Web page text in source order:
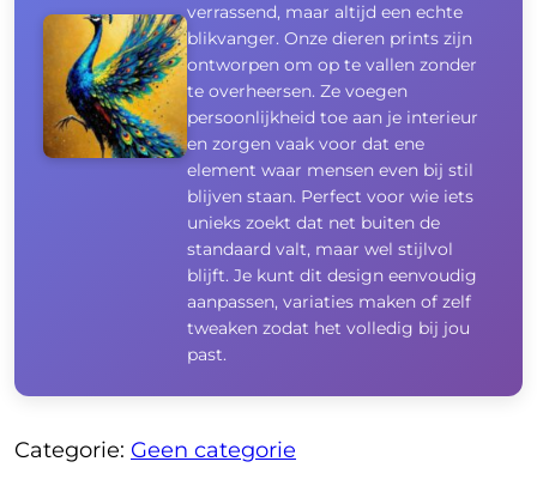
verrassend, maar altijd een echte
blikvanger. Onze dieren prints zijn
ontworpen om op te vallen zonder
te overheersen. Ze voegen
persoonlijkheid toe aan je interieur
en zorgen vaak voor dat ene
element waar mensen even bij stil
blijven staan. Perfect voor wie iets
unieks zoekt dat net buiten de
standaard valt, maar wel stijlvol
blijft. Je kunt dit design eenvoudig
aanpassen, variaties maken of zelf
tweaken zodat het volledig bij jou
past.
Categorie: Geen categorie